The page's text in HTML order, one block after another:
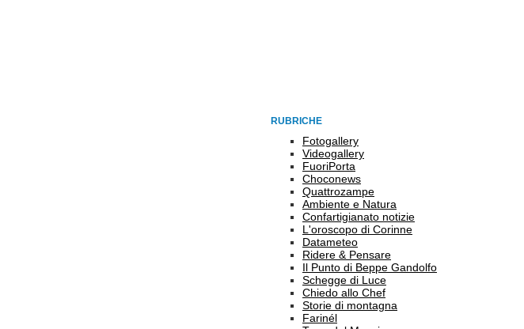
RUBRICHE
Fotogallery
Videogallery
FuoriPorta
Choconews
Quattrozampe
Ambiente e Natura
Confartigianato notizie
L'oroscopo di Corinne
Datameteo
Ridere & Pensare
Il Punto di Beppe Gandolfo
Schegge di Luce
Chiedo allo Chef
Storie di montagna
Farinél